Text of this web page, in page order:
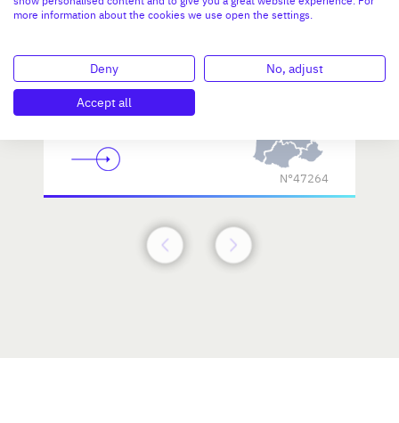
Investissement max:
N°47264
more information about the cookies we use open the settings.
Deny
No, adjust
Accept all